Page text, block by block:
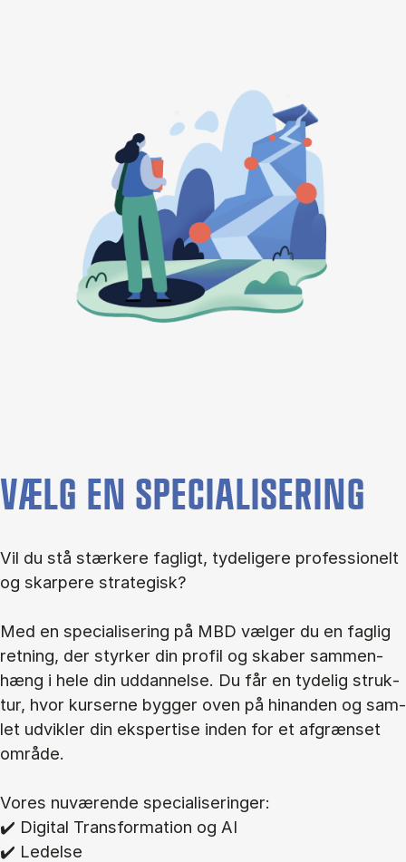
VÆLG EN SPECIALISERING
Vil du stå stær­ke­re fag­ligt, ty­de­li­ge­re pro­fes­sio­nelt
og skar­pe­re stra­te­gisk?
Med en spe­ci­a­li­se­ring på MBD væl­ger du en fag­lig
ret­ning, der styr­ker din pro­fil og ska­ber sam­men­
hæng i hele din ud­dan­nel­se. Du får en ty­de­lig struk­
tur, hvor kur­ser­ne byg­ger oven på hin­an­den og sam­
let ud­vik­ler din eks­per­ti­se in­den for et af­græn­set
om­rå­de.
Vo­res nu­væ­ren­de spe­ci­a­li­se­rin­ger:
✔️ Di­gi­tal Trans­for­ma­tion og AI
✔️ Le­del­se